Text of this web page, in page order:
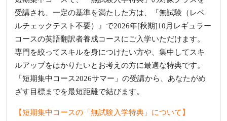
受講され、一定の基準を満たした方は、『無試験（レベ
ルチェックテスト不要）』で2026年[秋期]10月レギュラー
コースの英語翻訳者養成コースにご入学いただけます。
専門を絞ってスキルを身につけたい方や、集中してスキ
ルアップをはかりたいとお考えの方に最適な特典です。
「短期集中コース2026サマー」の受講から、あなたがめ
ざす目標までを最短距離で結びます。
【短期集中コースの「無試験入学特典」について】